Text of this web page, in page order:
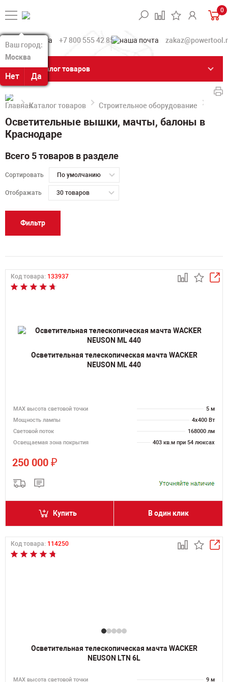
Ваш город:
Москва
Нет Да
Ваш город:
Москва
Нет Да
0
+7 800 555 42 85
Каталог товаров
Каталог товаров Строительное оборудование
Осветительные вышки, мачты, балоны в
Краснодаре
Всего 5 товаров в разделе
Сортировать По умолчанию
Отображать 30 товаров
Фильтр
Код товара: 133937
Осветительная телескопическая мачта WACKER
NEUSON ML 440
MAX высота световой точки
5 м
Мощность лампы
4х400 Вт
Световой поток
168000 лм
Освещаемая зона покрытия
403 кв.м при 54 люксах
250 000 ₽
Купить В один клик
Код товара: 114250
Осветительная телескопическая мачта WACKER
NEUSON LTN 6L
MAX высота световой точки
9 м